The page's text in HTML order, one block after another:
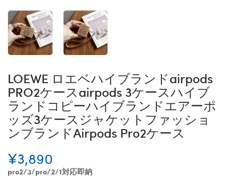
LOEWE ロエベハイブランドairpods
PRO2ケースairpods 3ケースハイブ
ランドコピーハイブランドエアーポ
ッズ3ケースジャケットファッショ
ンブランドAirpods Pro2ケース
¥3,890
pro2/3/pro/2/1対応即納